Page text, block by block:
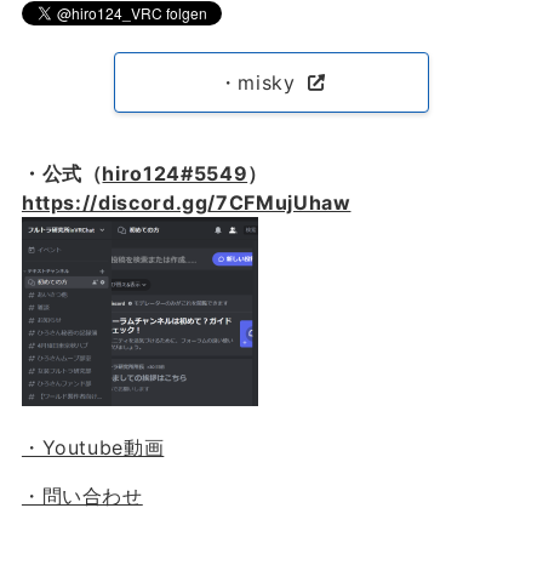
・misky
・公式（hiro124#5549）
https://discord.gg/7CFMujUhaw
・Youtube動画
・問い合わせ